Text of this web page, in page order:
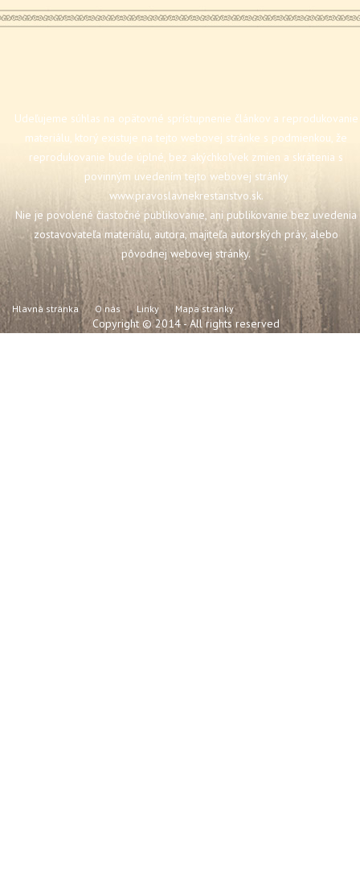
Udeľujeme súhlas na opätovné sprístupnenie článkov a reprodukovanie
materiálu, ktorý existuje na tejto webovej stránke s podmienkou, že
reprodukovanie bude úplné, bez akýchkoľvek zmien a skrátenia s
povinným uvedením tejto webovej stránky
www.pravoslavnekrestanstvo.sk.
Nie je povolené čiastočné publikovanie, ani publikovanie bez uvedenia
zostavovateľa materiálu, autora, majiteľa autorských práv, alebo
pôvodnej webovej stránky.
Hlavná stránka O nás Linky Mapa stránky
Copyright © 2014 - All rights reserved